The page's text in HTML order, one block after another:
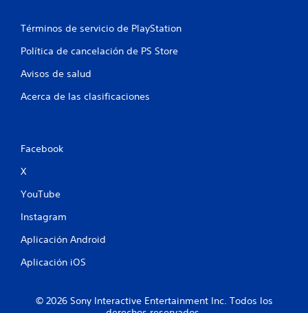
Términos de servicio de PlayStation
Política de cancelación de PS Store
Avisos de salud
Acerca de las clasificaciones
Facebook
X
YouTube
Instagram
Aplicación Android
Aplicación iOS
© 2026 Sony Interactive Entertainment Inc. Todos los